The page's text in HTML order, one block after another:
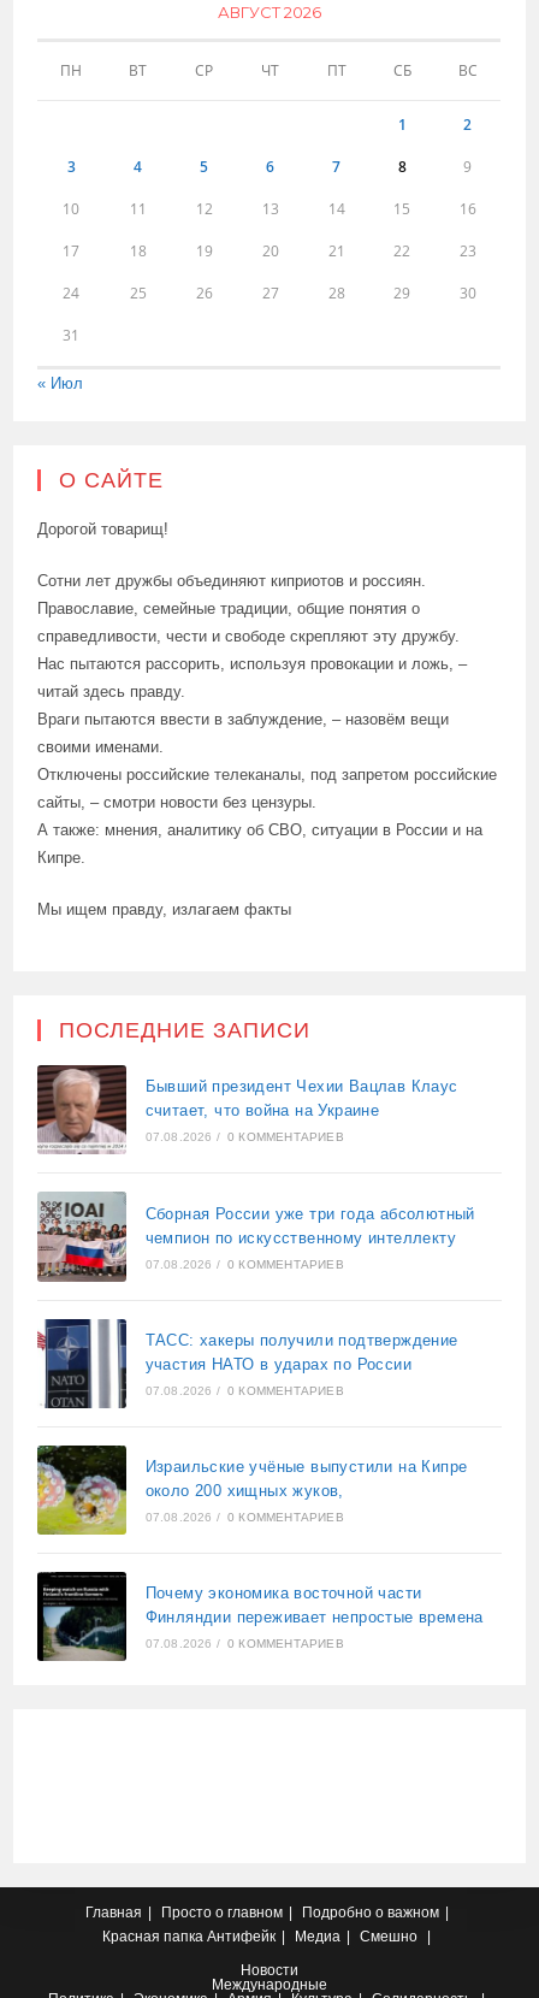
АВГУСТ 2026
ПН ВТ СР ЧТ ПТ СБ ВС
1 2
3 4 5 6 7 8 9
10 11 12 13 14 15 16
17 18 19 20 21 22 23
24 25 26 27 28 29 30
31
« Июл
О САЙТЕ
Дорогой товарищ!
Сотни лет дружбы объединяют киприотов и россиян.
Православие, семейные традиции, общие понятия о
справедливости, чести и свободе скрепляют эту дружбу.
Нас пытаются рассорить, используя провокации и ложь, –
читай здесь правду.
Враги пытаются ввести в заблуждение, – назовём вещи
своими именами.
Отключены российские телеканалы, под запретом российские
сайты, – смотри новости без цензуры.
А также: мнения, аналитику об СВО, ситуации в России и на
Кипре.
Мы ищем правду, излагаем факты
ПОСЛЕДНИЕ ЗАПИСИ
Бывший президент Чехии Вацлав Клаус
считает, что война на Украине
07.08.2026 / 0 КОММЕНТАРИЕВ
Сборная России уже три года абсолютный
чемпион по искусственному интеллекту
07.08.2026 / 0 КОММЕНТАРИЕВ
ТАСС: хакеры получили подтверждение
участия НАТО в ударах по России
07.08.2026 / 0 КОММЕНТАРИЕВ
Израильские учёные выпустили на Кипре
около 200 хищных жуков,
07.08.2026 / 0 КОММЕНТАРИЕВ
Почему экономика восточной части
Финляндии переживает непростые времена
07.08.2026 / 0 КОММЕНТАРИЕВ
Главная Просто о главном
Подробно о важном
Красная папка Антифейк Медиа
Смешно
Новости
Международные